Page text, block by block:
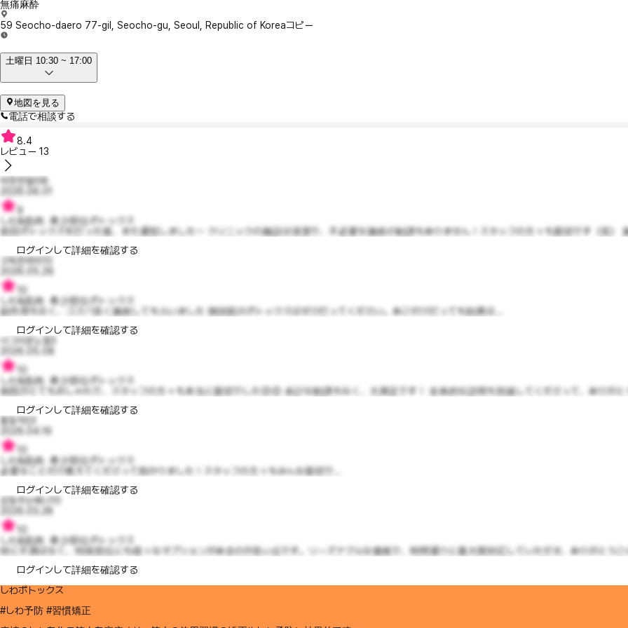
無痛麻酔
59 Seocho-daero 77-gil, Seocho-gu, Seoul, Republic of Koreaコピー
土曜日 10:30 ~ 17:00
地図を見る
電話で相談する
8.4
レビュー 13
따뜻한델라8
9
しわ&筋肉 希少部位ボトックス
前回ボトックスを打った後、また通院しました～ クリニックの施設は清潔で、不必要な施術の勧誘もありません！スタッフの方々も親切です（笑）
ログインして詳細を確認する
고독한레미10
しわ&筋肉 希少部位ボトックス
副作用もなく、コスパ良く施術してもらいました 側頭筋のボトックスはぜひ打ってください。あごだけ打っても効果は...
ログインして詳細を確認する
너그러운노엘3
しわ&筋肉 希少部位ボトックス
病院がとてもおしゃれで、スタッフの方々も本当に親切でした😊😊 余計な勧誘もなく、大満足です！ 全体的な説明も別途してくださって、ありがと
ログインして詳細を確認する
활동적인I
2026.04.16
しわ&筋肉 希少部位ボトックス
必要なことだけ教えてくださって助かりました！スタッフの方々もみんな親切で...
ログインして詳細を確認する
감동주는베니10
しわ&筋肉 希少部位ボトックス
特に不満はなく、特殊部位にも様々なオプションがあるのが良い点です。リーズナブルな価格で、時間通りに最大限対応していただき、ありがとうご
ログインして詳細を確認する
しわボトックス
#しわ予防 #習慣矯正